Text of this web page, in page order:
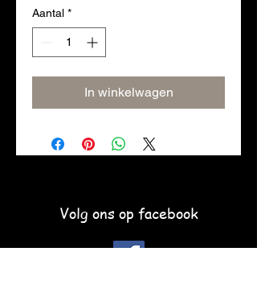
Aantal *
In winkelwagen
Volg ons op facebook